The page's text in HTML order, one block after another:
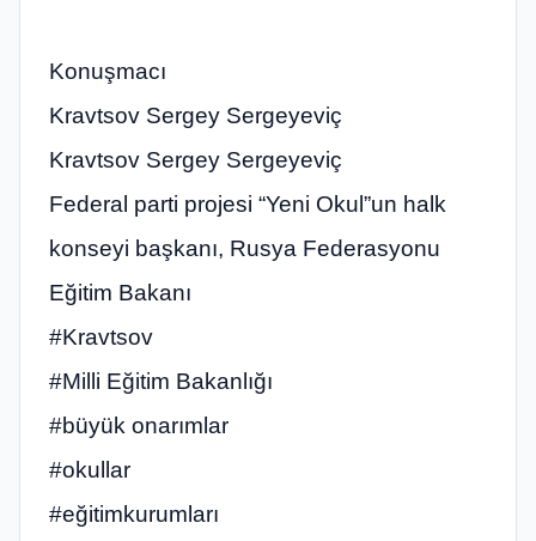
Konuşmacı
Kravtsov Sergey Sergeyeviç
Kravtsov Sergey Sergeyeviç
Federal parti projesi “Yeni Okul”un halk
konseyi başkanı, Rusya Federasyonu
Eğitim Bakanı
#Kravtsov
#Milli Eğitim Bakanlığı
#büyük onarımlar
#okullar
#eğitimkurumları